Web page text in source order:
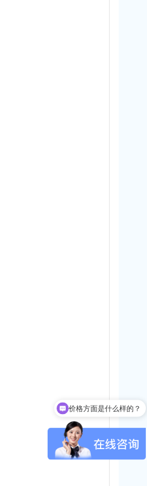
可以提供哪些品牌产品？